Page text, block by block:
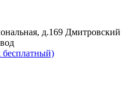
д.169 Дмитровский
бесплатный)